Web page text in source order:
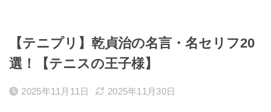
【テニプリ】乾貞治の名言・名セリフ20
選！【テニスの王子様】
2025年11月11日 2025年11月30日